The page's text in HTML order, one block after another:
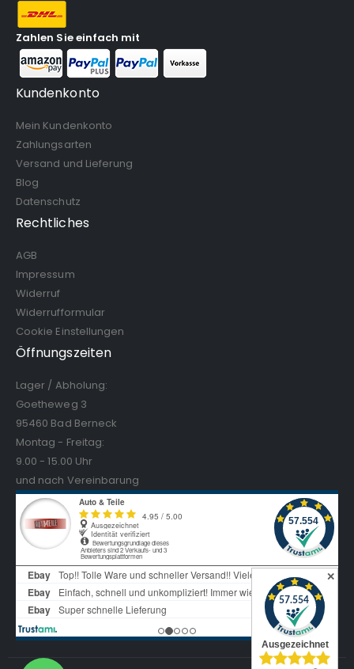
Zahlen Sie einfach mit
Kundenkonto
Mein Kundenkonto
Zahlungsarten
Versand und Lieferung
Blog
Datenschutz
Rechtliches
AGB
Impressum
Widerruf
Widerrufformular
Cookie Einstellungen
Öffnungszeiten
Lager / Abholung:
Goetheweg 3
95460 Bad Berneck
Montag - Freitag:
9.00 - 15.00 Uhr
und nach Vereinbarung
✕